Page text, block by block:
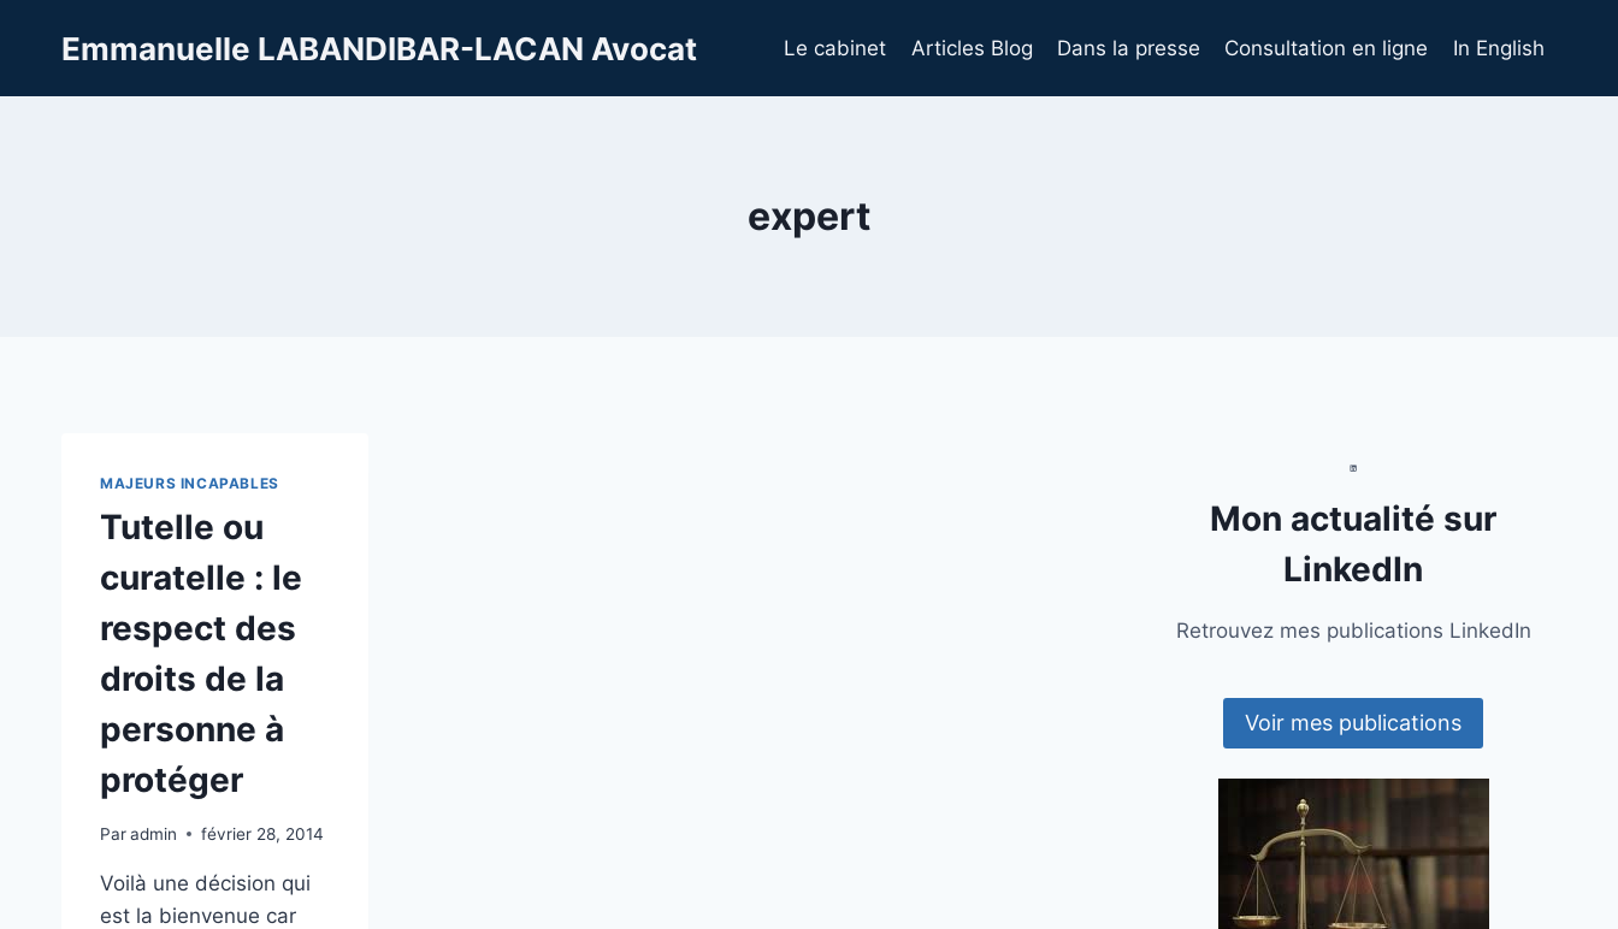
Emmanuelle LABANDIBAR-LACAN Avocat Le cabinet Articles Blog Dans la presse Consultation en ligne In English
expert
MAJEURS INCAPABLES
Tutelle ou
curatelle : le
respect des
droits de la
personne à
protéger
Paradmin février 28, 2014
Voilà une décision qui
est la bienvenue car
Mon actualité sur
LinkedIn
Retrouvez mes publications LinkedIn
Voir mes publications